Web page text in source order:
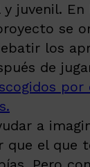
juvenil. En
se
los
de
por
a
que el que